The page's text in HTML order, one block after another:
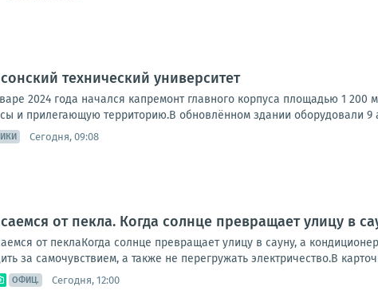
технический университет
2024 года начался капремонт главного корпуса площадью 1
и прилегающую территорию.В обновлённом здании оборудовали 9
Сегодня, 09:08
от пекла. Когда солнце превращает улицу в
от пеклаКогда солнце превращает улицу в сауну, а
за самочувствием, а также не перегружать электричество.В
ОФИЦ. Сегодня, 12:00